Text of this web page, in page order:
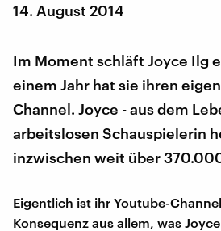
14. August 2014
Im Moment schläft Joyce Ilg
einem Jahr hat sie ihren
Channel. Joyce - aus dem
arbeitslosen Schauspielerin
inzwischen weit über
Eigentlich ist ihr Youtube-
Konsequenz aus allem, was